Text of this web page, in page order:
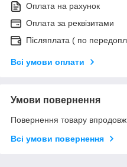
Оплата на рахунок
Оплата за реквізитами
Післяплата ( по
Всі умови оплати
Умови повернення
Повернення товару
Всі умови повернення